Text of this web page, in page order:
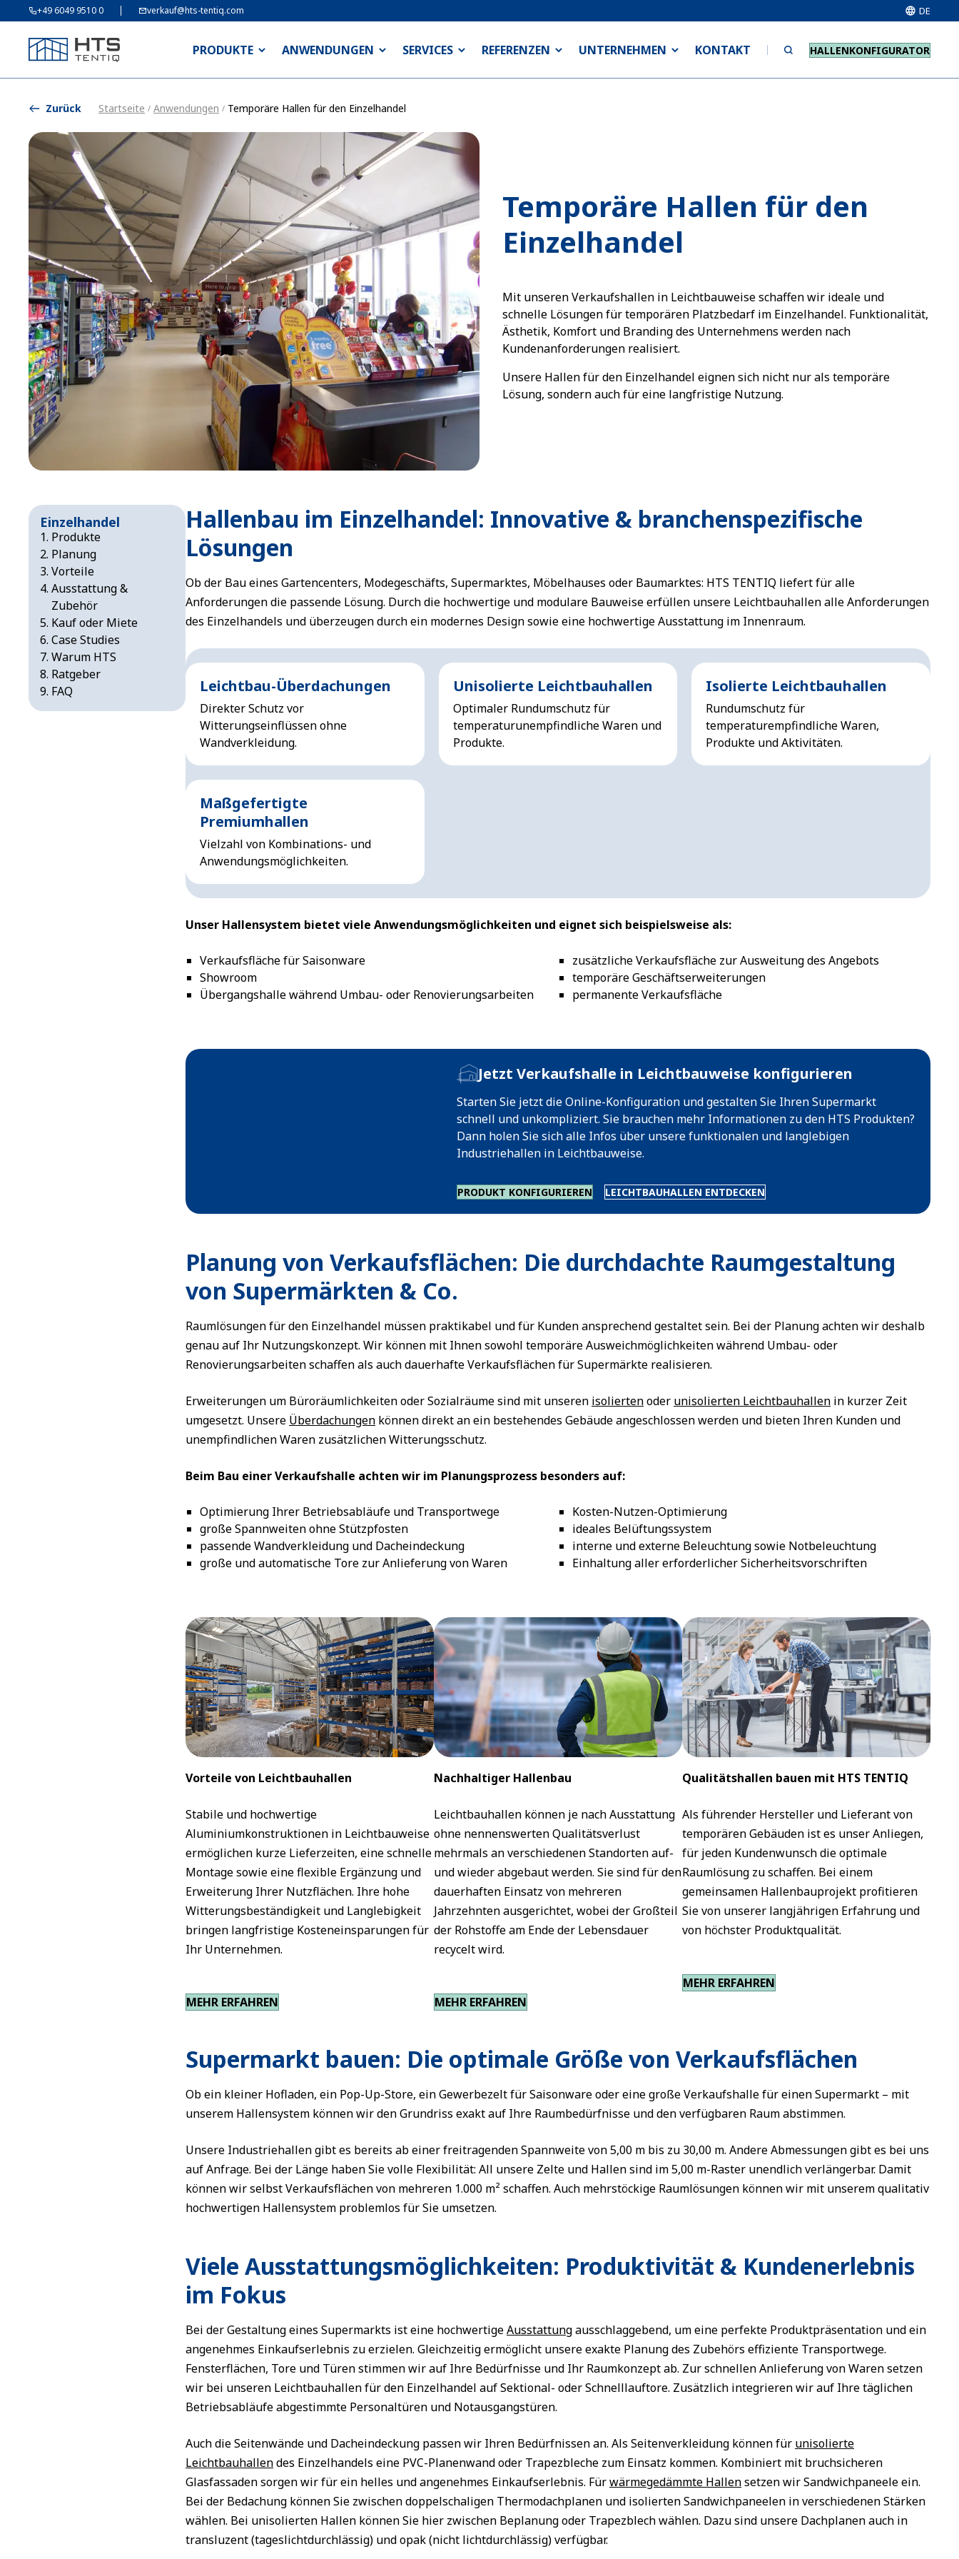
+49 6049 9510 0 verkauf@hts-tentiq.com DE
PRODUKTE ANWENDUNGEN SERVICES REFERENZEN UNTERNEHMEN KONTAKT HALLENKONFIGURATOR
Zurück Startseite / Anwendungen / Temporäre Hallen für den Einzelhandel
Temporäre Hallen für den
Einzelhandel
Mit unseren Verkaufshallen in Leichtbauweise schaffen wir ideale und
schnelle Lösungen für temporären Platzbedarf im Einzelhandel. Funktionalität,
Ästhetik, Komfort und Branding des Unternehmens werden nach
Kundenanforderungen realisiert.
Unsere Hallen für den Einzelhandel eignen sich nicht nur als temporäre
Lösung, sondern auch für eine langfristige Nutzung.
Einzelhandel
Produkte
Planung
Vorteile
Ausstattung &
Zubehör
Kauf oder Miete
Case Studies
Warum HTS
Ratgeber
FAQ
Hallenbau im Einzelhandel: Innovative & branchenspezifische
Lösungen
Ob der Bau eines Gartencenters, Modegeschäfts, Supermarktes, Möbelhauses oder Baumarktes: HTS TENTIQ liefert für alle
Anforderungen die passende Lösung. Durch die hochwertige und modulare Bauweise erfüllen unsere Leichtbauhallen alle Anforderungen
des Einzelhandels und überzeugen durch ein modernes Design sowie eine hochwertige Ausstattung im Innenraum.
Leichtbau-Überdachungen
Direkter Schutz vor
Witterungseinflüssen ohne
Wandverkleidung.
Unisolierte Leichtbauhallen
Optimaler Rundumschutz für
temperaturunempfindliche Waren und
Produkte.
Isolierte Leichtbauhallen
Rundumschutz für
temperaturempfindliche Waren,
Produkte und Aktivitäten.
Maßgefertigte
Premiumhallen
Vielzahl von Kombinations- und
Anwendungsmöglichkeiten.
Unser Hallensystem bietet viele Anwendungsmöglichkeiten und eignet sich beispielsweise als:
Verkaufsfläche für Saisonware
Showroom
Übergangshalle während Umbau- oder Renovierungsarbeiten
zusätzliche Verkaufsfläche zur Ausweitung des Angebots
temporäre Geschäftserweiterungen
permanente Verkaufsfläche
Jetzt Verkaufshalle in Leichtbauweise konfigurieren
Starten Sie jetzt die Online-Konfiguration und gestalten Sie Ihren Supermarkt
schnell und unkompliziert. Sie brauchen mehr Informationen zu den HTS Produkten?
Dann holen Sie sich alle Infos über unsere funktionalen und langlebigen
Industriehallen in Leichtbauweise.
PRODUKT KONFIGURIEREN LEICHTBAUHALLEN ENTDECKEN
Planung von Verkaufsflächen: Die durchdachte Raumgestaltung
von Supermärkten & Co.
Raumlösungen für den Einzelhandel müssen praktikabel und für Kunden ansprechend gestaltet sein. Bei der Planung achten wir deshalb
genau auf Ihr Nutzungskonzept. Wir können mit Ihnen sowohl temporäre Ausweichmöglichkeiten während Umbau- oder
Renovierungsarbeiten schaffen als auch dauerhafte Verkaufsflächen für Supermärkte realisieren.
Erweiterungen um Büroräumlichkeiten oder Sozialräume sind mit unseren isoliertenoder unisolierten Leichtbauhallen in kurzer Zeit
umgesetzt. Unsere Überdachungen können direkt an ein bestehendes Gebäude angeschlossen werden und bieten Ihren Kunden und
unempfindlichen Waren zusätzlichen Witterungsschutz.
Beim Bau einer Verkaufshalle achten wir im Planungsprozess besonders auf:
Optimierung Ihrer Betriebsabläufe und Transportwege
große Spannweiten ohne Stützpfosten
passende Wandverkleidung und Dacheindeckung
große und automatische Tore zur Anlieferung von Waren
Kosten-Nutzen-Optimierung
ideales Belüftungssystem
interne und externe Beleuchtung sowie Notbeleuchtung
Einhaltung aller erforderlicher Sicherheitsvorschriften
Vorteile von Leichtbauhallen
Stabile und hochwertige
Aluminiumkonstruktionen in Leichtbauweise
ermöglichen kurze Lieferzeiten, eine schnelle
Montage sowie eine flexible Ergänzung und
Erweiterung Ihrer Nutzflächen. Ihre hohe
Witterungsbeständigkeit und Langlebigkeit
bringen langfristige Kosteneinsparungen für
Ihr Unternehmen.
MEHR ERFAHREN
Nachhaltiger Hallenbau
Leichtbauhallen können je nach Ausstattung
ohne nennenswerten Qualitätsverlust
mehrmals an verschiedenen Standorten auf-
und wieder abgebaut werden. Sie sind für den
dauerhaften Einsatz von mehreren
Jahrzehnten ausgerichtet, wobei der Großteil
der Rohstoffe am Ende der Lebensdauer
recycelt wird.
MEHR ERFAHREN
Qualitätshallen bauen mit HTS TENTIQ
Als führender Hersteller und Lieferant von
temporären Gebäuden ist es unser Anliegen,
für jeden Kundenwunsch die optimale
Raumlösung zu schaffen. Bei einem
gemeinsamen Hallenbauprojekt profitieren
Sie von unserer langjährigen Erfahrung und
von höchster Produktqualität.
MEHR ERFAHREN
Supermarkt bauen: Die optimale Größe von Verkaufsflächen
Ob ein kleiner Hofladen, ein Pop-Up-Store, ein Gewerbezelt für Saisonware oder eine große Verkaufshalle für einen Supermarkt – mit
unserem Hallensystem können wir den Grundriss exakt auf Ihre Raumbedürfnisse und den verfügbaren Raum abstimmen.
Unsere Industriehallen gibt es bereits ab einer freitragenden Spannweite von 5,00 m bis zu 30,00 m. Andere Abmessungen gibt es bei uns
auf Anfrage. Bei der Länge haben Sie volle Flexibilität: All unsere Zelte und Hallen sind im 5,00 m-Raster unendlich verlängerbar. Damit
können wir selbst Verkaufsflächen von mehreren 1.000 m² schaffen. Auch mehrstöckige Raumlösungen können wir mit unserem qualitativ
hochwertigen Hallensystem problemlos für Sie umsetzen.
Viele Ausstattungsmöglichkeiten: Produktivität & Kundenerlebnis
im Fokus
Bei der Gestaltung eines Supermarkts ist eine hochwertigeAusstattungausschlaggebend, um eine perfekte Produktpräsentation und ein
angenehmes Einkaufserlebnis zu erzielen. Gleichzeitig ermöglicht unsere exakte Planung des Zubehörs effiziente Transportwege.
Fensterflächen, Tore und Türen stimmen wir auf Ihre Bedürfnisse und Ihr Raumkonzept ab. Zur schnellen Anlieferung von Waren setzen
wir bei unseren Leichtbauhallen für den Einzelhandel auf Sektional- oder Schnelllauftore. Zusätzlich integrieren wir auf Ihre täglichen
Betriebsabläufe abgestimmte Personaltüren und Notausgangstüren.
Auch die Seitenwände und Dacheindeckung passen wir Ihren Bedürfnissen an. Als Seitenverkleidung können für unisolierte
Leichtbauhallendes Einzelhandels eine PVC-Planenwand oder Trapezbleche zum Einsatz kommen. Kombiniert mit bruchsicheren
Glasfassaden sorgen wir für ein helles und angenehmes Einkaufserlebnis. Fürwärmegedämmte Hallensetzen wir Sandwichpaneele ein.
Bei der Bedachung können Sie zwischen doppelschaligen Thermodachplanen und isolierten Sandwichpaneelen in verschiedenen Stärken
wählen. Bei unisolierten Hallen können Sie hier zwischen Beplanung oder Trapezblech wählen. Dazu sind unsere Dachplanen auch in
transluzent (tageslichtdurchlässig) und opak (nicht lichtdurchlässig) verfügbar.